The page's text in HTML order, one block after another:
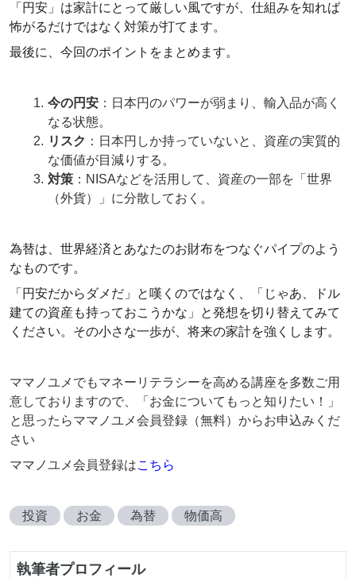
「円安」は家計にとって厳しい風ですが、仕組みを知れば
怖がるだけではなく対策が打てます。
最後に、今回のポイントをまとめます。
今の円安：日本円のパワーが弱まり、輸入品が高く
なる状態。
リスク ：日本円しか持っていないと、資産の実質的
な価値が目減りする。
対策：NISAなどを活用して、資産の一部を「世界
（外貨）」に分散しておく。
為替は、世界経済とあなたのお財布をつなぐパイプのよう
なものです。
「円安だからダメだ」と嘆くのではなく、「じゃあ、ドル
建ての資産も持っておこうかな」と発想を切り替えてみて
ください。その小さな一歩が、将来の家計を強くします。
ママノユメでもマネーリテラシーを高める講座を多数ご用
意しておりますので、「お金についてもっと知りたい！」
と思ったらママノユメ会員登録（無料）からお申込みくだ
さい
ママノユメ会員登録はこちら
投資 お金 為替 物価高
執筆者プロフィール